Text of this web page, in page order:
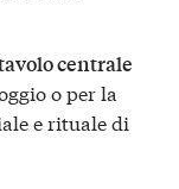
centrale
o per la
e rituale di